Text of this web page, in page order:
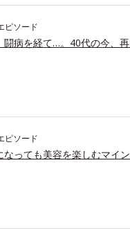
ピソード
闘病を経て…。40代の今、
ピソード
なっても美容を楽しむマイ